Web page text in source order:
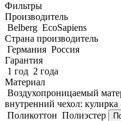
Фильтры
Производитель
Belberg EcoSapiens
Страна производитель
Германия Россия
Гарантия
1 год 2 года
Материал
Воздухопроницаемый
внутренний чехол:
Поликоттон Полиэстер